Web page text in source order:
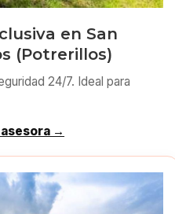
en San
(Potrerillos)
24/7. Ideal para
→